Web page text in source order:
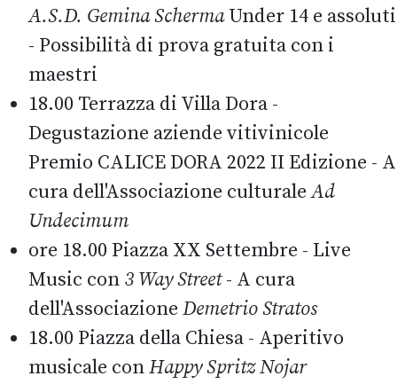
A.S.D. Gemina SchermaUnder 14 e assoluti
- Possibilità di prova gratuita con i
maestri
18.00 Terrazza di Villa Dora -
Degustazione aziende vitivinicole
Premio CALICE DORA 2022 II Edizione - A
cura dell'Associazione culturaleAd
Undecimum
ore 18.00 Piazza XX Settembre - Live
Music con 3 Way Street- A cura
dell'Associazione Demetrio Stratos
18.00 Piazza della Chiesa - Aperitivo
musicale conHappy Spritz Nojar